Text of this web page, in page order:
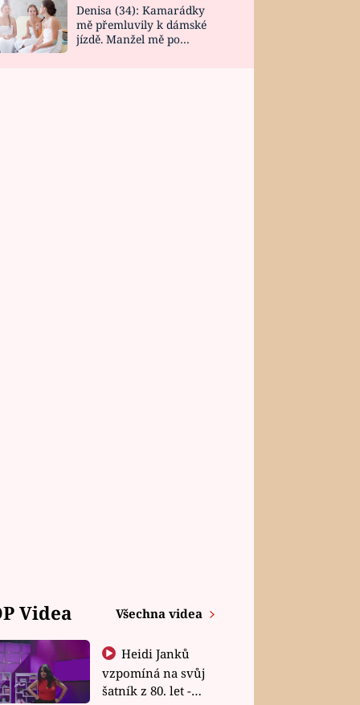
Denisa (34): Kamarádky
mě přemluvily k dámské
jízdě. Manžel mě po
Videa Všechna videa
Heidi Janků
vzpomíná na svůj
šatník z 80. let -